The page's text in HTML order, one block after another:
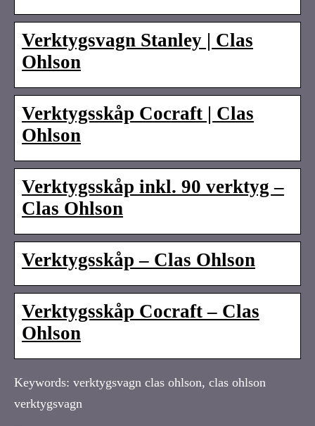
Verktygsvagn Stanley | Clas
Ohlson
Verktygsskåp Cocraft | Clas
Ohlson
Verktygsskåp inkl. 90 verktyg –
Clas Ohlson
Verktygsskåp – Clas Ohlson
Verktygsskåp Cocraft – Clas
Ohlson
Keywords: verktygsvagn clas ohlson, clas ohlson
verktygsvagn